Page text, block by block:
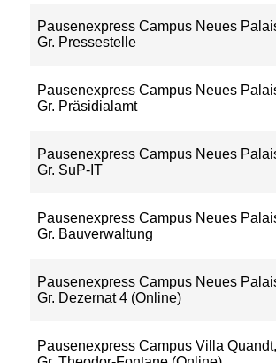
Pausenexpress Campus Neues
Gr. Pressestelle
Pausenexpress Campus Neues
Gr. Präsidialamt
Pausenexpress Campus Neues
Gr. SuP-IT
Pausenexpress Campus Neues
Gr. Bauverwaltung
Pausenexpress Campus Neues
Gr. Dezernat 4 (Online)
Pausenexpress Campus Villa Quandt,